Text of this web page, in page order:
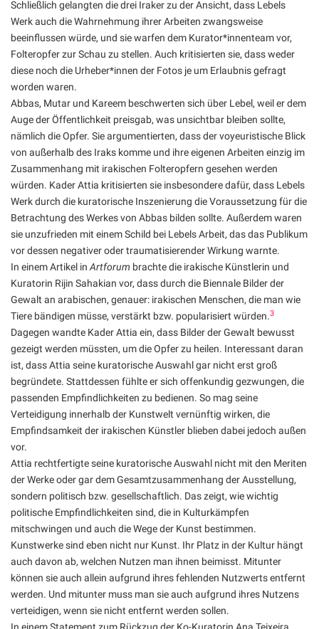
Schließlich gelangten die drei Iraker zu der Ansicht, dass Lebels
Werk auch die Wahrnehmung ihrer Arbeiten zwangsweise
beeinflussen würde, und sie warfen dem Kurator*innenteam vor,
Folteropfer zur Schau zu stellen. Auch kritisierten sie, dass weder
diese noch die Urheber*innen der Fotos je um Erlaubnis gefragt
worden waren.
Abbas, Mutar und Kareem beschwerten sich über Lebel, weil er dem
Auge der Öffentlichkeit preisgab, was unsichtbar bleiben sollte,
nämlich die Opfer. Sie argumentierten, dass der voyeuristische Blick
von außerhalb des Iraks komme und ihre eigenen Arbeiten einzig im
Zusammenhang mit irakischen Folteropfern gesehen werden
würden. Kader Attia kritisierten sie insbesondere dafür, dass Lebels
Werk durch die kuratorische Inszenierung die Voraussetzung für die
Betrachtung des Werkes von Abbas bilden sollte. Außerdem waren
sie unzufrieden mit einem Schild bei Lebels Arbeit, das das Publikum
vor dessen negativer oder traumatisierender Wirkung warnte.
In einem Artikel in Artforum brachte die irakische Künstlerin und
Kuratorin Rijin Sahakian vor, dass durch die Biennale Bilder der
Gewalt an arabischen, genauer: irakischen Menschen, die man wie
Tiere bändigen müsse, verstärkt bzw. popularisiert würden.3
Dagegen wandte Kader Attia ein, dass Bilder der Gewalt bewusst
gezeigt werden müssten, um die Opfer zu heilen. Interessant daran
ist, dass Attia seine kuratorische Auswahl gar nicht erst groß
begründete. Stattdessen fühlte er sich offenkundig gezwungen, die
passenden Empfindlichkeiten zu bedienen. So mag seine
Verteidigung innerhalb der Kunstwelt vernünftig wirken, die
Empfindsamkeit der irakischen Künstler blieben dabei jedoch außen
vor.
Attia rechtfertigte seine kuratorische Auswahl nicht mit den Meriten
der Werke oder gar dem Gesamtzusammenhang der Ausstellung,
sondern politisch bzw. gesellschaftlich. Das zeigt, wie wichtig
politische Empfindlichkeiten sind, die in Kulturkämpfen
mitschwingen und auch die Wege der Kunst bestimmen.
Kunstwerke sind eben nicht nur Kunst. Ihr Platz in der Kultur hängt
auch davon ab, welchen Nutzen man ihnen beimisst. Mitunter
können sie auch allein aufgrund ihres fehlenden Nutzwerts entfernt
werden. Und mitunter muss man sie auch aufgrund ihres Nutzens
verteidigen, wenn sie nicht entfernt werden sollen.